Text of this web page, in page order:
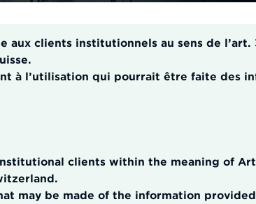
aux clients institutionnels au sens de
à l’utilisation qui pourrait être faite des
clients within the meaning of
may be made of the information